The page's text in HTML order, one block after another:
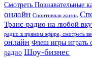
Смотреть Познавательные
онлайн Спортивная жизнь
Транс-радио на любой
радио в прямом эфире, смотреть
онлайн Флеш игры играть
радио Шоу-бизнес